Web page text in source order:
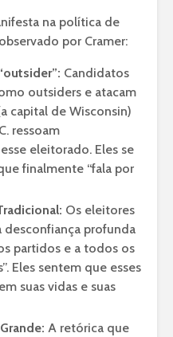
na política de
por Cramer:
Candidatos
outsiders e atacam
capital de Wisconsin)
ressoam
eleitorado. Eles se
finalmente “fala por
Os eleitores
desconfiança profunda
partidos e a todos os
Eles sentem que esses
suas vidas e suas
A retórica que